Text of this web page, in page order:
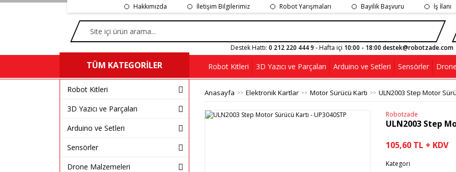
Hakkımızda İletişim Bilgilerimiz Robot Yarışmaları Bayilik Başvuru İş İlanı
Destek Hattı: 0 212 220 444 9 - Hafta içi 10:00 - 18:00 destek@robotzade.com
TÜM KATEGORİLER Robot Kitleri 3D Yazıcı ve Parçaları Arduino ve Setleri Sensörler
Robot Kitleri
3D Yazıcı ve Parçaları
Arduino ve Setleri
Sensörler
Drone Malzemeleri
Anasayfa Elektronik Kartlar Motor Sürücü Kartı ULN2003 Step Motor
Robotzade
ULN2003 Step
105,60 TL + KDV
Kategori